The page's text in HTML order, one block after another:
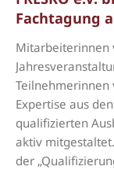
Fachtagung
Mitarbeiterinnen
Expertise aus
qualifizierten
aktiv
der